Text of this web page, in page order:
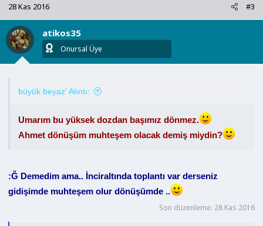
i
l
e
r
28 Kas 2016 #3
atikos35
Onursal Üye
büyük beyaz' Alıntı:
Umarım bu yüksek dozdan başımız dönmez.
Ahmet dönüşüm muhteşem olacak demiş miydin?
:Ğ Demedim ama.. İnciraltında toplantı var derseniz
gidişimde muhteşem olur dönüşümde ..
Son düzenleme: 28 Kas 2016